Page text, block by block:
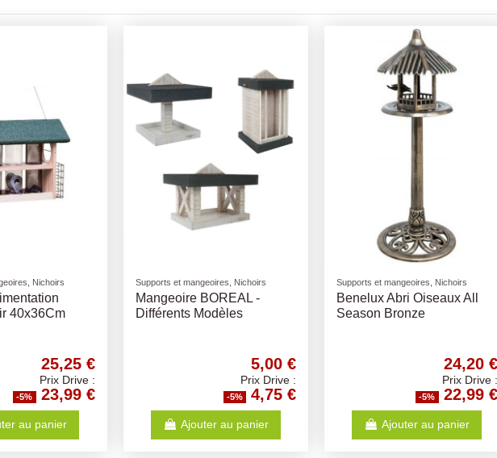
Nichoirs
40x36Cm
25,25 €
Prix Drive :
-5% 23,99 €
au panier
Supports et mangeoires, Nichoirs
Mangeoire BOREAL -
Différents Modèles
5,00 €
Prix Drive :
-5% 4,75 €
Ajouter au panier
Supports et mangeoires, Nichoirs
Benelux Abri Oiseaux All
Season Bronze
24,20 €
Prix Drive :
-5% 22,99 €
Ajouter au panier